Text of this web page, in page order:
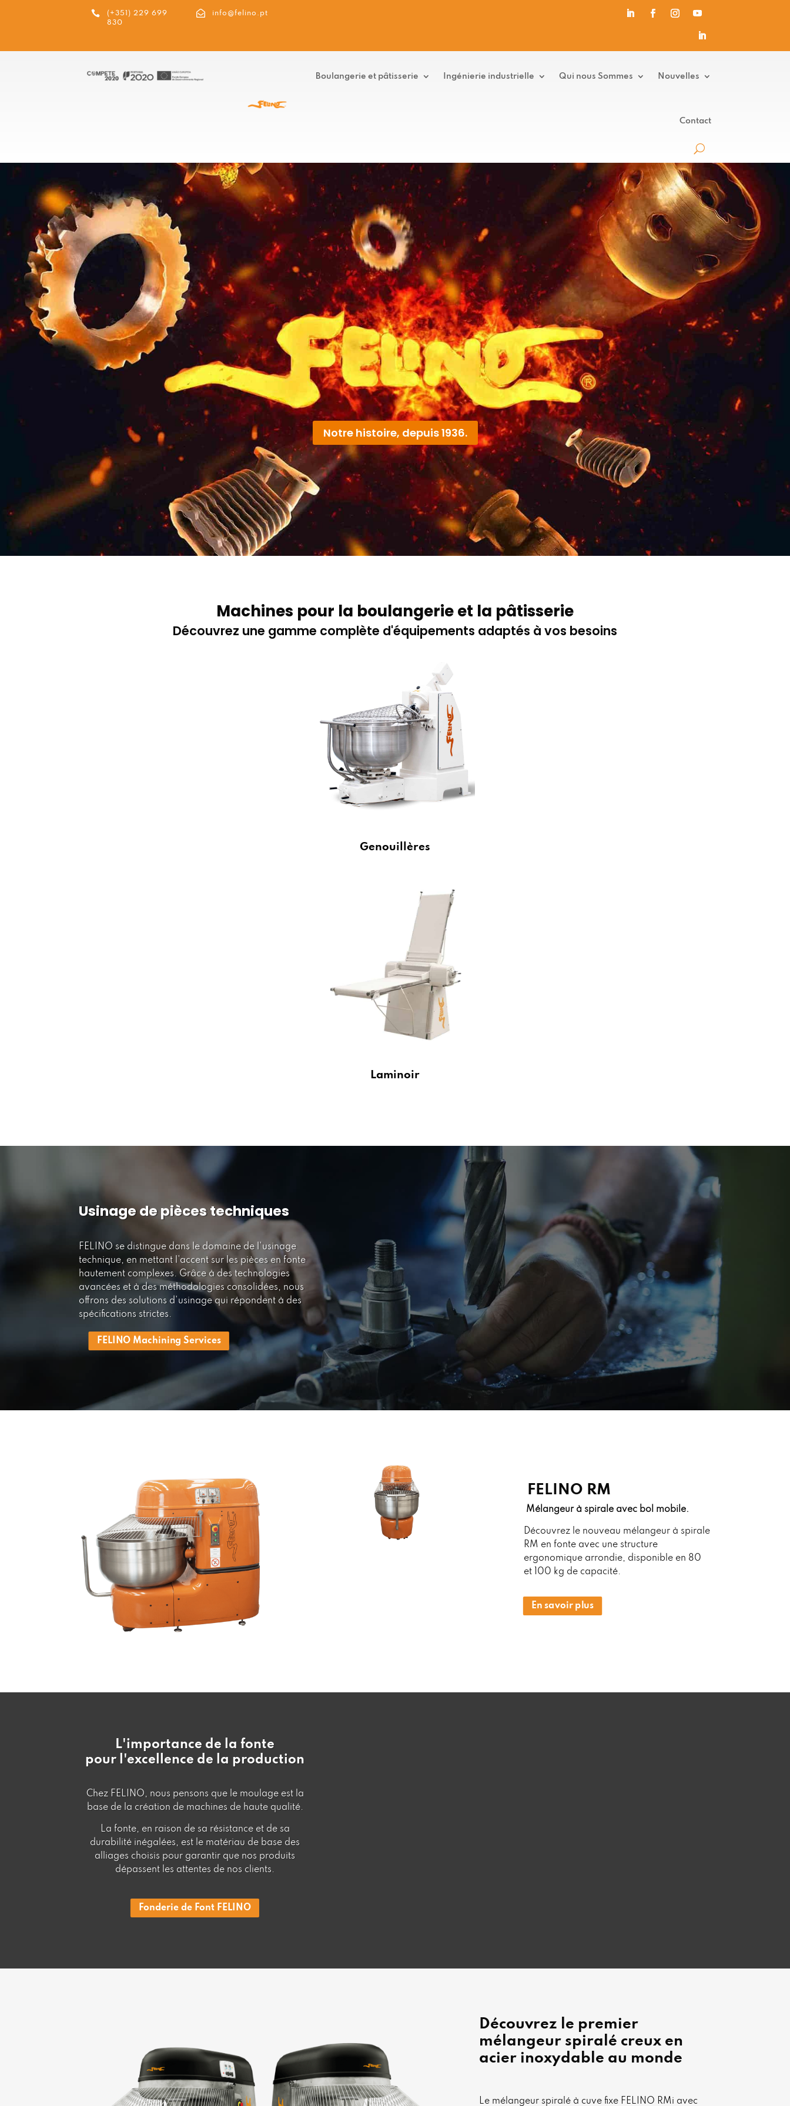

(+351) 229 699
830
 info@felino.pt
Boulangerie et pâtisserie Ingénierie industrielle Qui nous Sommes Nouvelles
Contact
Notre histoire, depuis 1936.
Machines pour la boulangerie et la pâtisserie
Découvrez une gamme complète d'équipements adaptés à vos besoins
Genouillères
Laminoir
Usinage de pièces techniques
FELINO se distingue dans le domaine de l'usinage
technique, en mettant l'accent sur les pièces en fonte
hautement complexes. Grâce à des technologies
avancées et à des méthodologies consolidées, nous
offrons des solutions d'usinage qui répondent à des
spécifications strictes.
FELINO Machining Services
FELINO RM
Mélangeur à spirale avec bol mobile.
Découvrez le nouveau mélangeur à spirale
RM en fonte avec une structure
ergonomique arrondie, disponible en 80
et 100 kg de capacité.
En savoir plus
L'importance de la fonte
pour l'excellence de la production
Chez FELINO, nous pensons que le moulage est la
base de la création de machines de haute qualité.
La fonte, en raison de sa résistance et de sa
durabilité inégalées, est le matériau de base des
alliages choisis pour garantir que nos produits
dépassent les attentes de nos clients.
Fonderie de Font FELINO
Découvrez le premier
mélangeur spiralé creux en
acier inoxydable au monde
Le mélangeur spiralé à cuve fixe FELINO RMi avec